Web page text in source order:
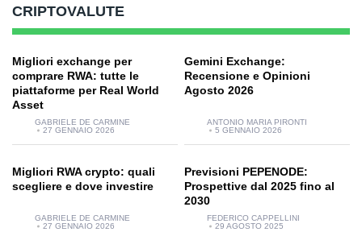
CRIPTOVALUTE
Migliori exchange per
comprare RWA: tutte le
piattaforme per Real World
Asset
GABRIELE DE CARMINE
27 GENNAIO 2026
Gemini Exchange:
Recensione e Opinioni
Agosto 2026
ANTONIO MARIA PIRONTI
5 GENNAIO 2026
Migliori RWA crypto: quali
scegliere e dove investire
GABRIELE DE CARMINE
27 GENNAIO 2026
Previsioni PEPENODE:
Prospettive dal 2025 fino al
2030
FEDERICO CAPPELLINI
29 AGOSTO 2025